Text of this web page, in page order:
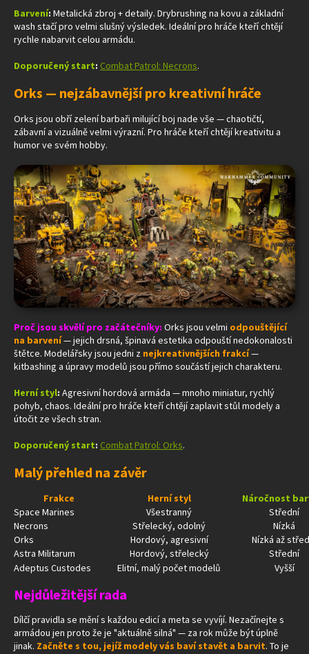
Barvení: Metalická zbroj + detaily. Drybrushing na kovu a základní
wash stačí pro velmi slušný výsledek. Ideální pro hráče kteří chtějí
rychle nabarvit celou armádu.
Doporučený start: Combat Patrol: Necrons.
Orks — nejzábavnější pro kreativní hráče
Orks jsou obří zelení barbaři milující boj nade vše — chaotičtí,
zábavní a vizuálně velmi výrazní. Pro hráče kteří chtějí kreativitu a
humor ve svém hobby.
Proč jsou skvělí pro začátečníky: Orks jsou velmi odpouštějící
na barvení— jejich drsná, špinavá estetika odpouští nedokonalosti
štětce. Modelářsky jsou jedni z nejkreativnějších frakcí—
kitbashing a úpravy modelů jsou přímo součástí jejich charakteru.
Herní styl: Agresivní hordová armáda — mnoho miniatur, rychlý
pohyb, chaos. Ideální pro hráče kteří chtějí zaplavit stůl modely a
útočit ze všech stran.
Doporučený start: Combat Patrol: Orks.
Malý přehled na závěr
Frakce Herní styl
Náročnost
Space Marines
Všestranný
Střední
Necrons
Střelecký, odolný
Nízká
Orks
Hordový, agresivní
Nízká až
Astra Militarum
Hordový, střelecký
Střední
Adeptus Custodes
Elitní, malý počet modelů Vyšší
Nejdůležitější rada
Dílčí pravidla se mění s každou edicí a meta se vyvíjí. Nezačínejte s
armádou jen proto že je "aktuálně silná" — za rok může být úplně
jinak. Začněte s tou, jejíž modely vás baví stavět a barvit. To je